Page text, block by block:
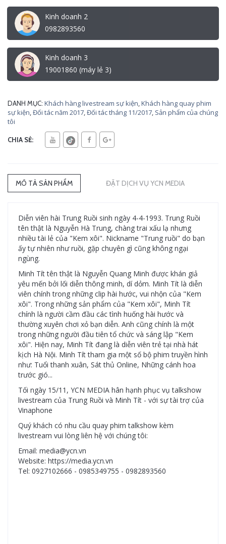
Kinh doanh 2
0982893560
Kinh doanh 3
19001860 (máy lẻ 3)
DANH MỤC: Khách hàng livestream sự kiện,Khách hàng quay phim
sự kiện,Đối tác năm 2017,Đối tác tháng 11/2017, Sản phẩm của chúng
tôi
CHIA SẺ:
MÔ TẢ SẢN PHẨM ĐẶT DỊCH VỤ YCN MEDIA
Diễn viên hài Trung Ruồi sinh ngày 4-4-1993. Trung Ruồi
tên thật là Nguyễn Hà Trung, chàng trai xấu lạ nhưng
nhiều tài lẻ của "Kem xôi". Nickname "Trung ruồi" do bạn
ấy tự nhiên như ruồi, gặp chuyên gì cũng không ngại
ngùng.
Minh Tít tên thật là Nguyễn Quang Minh được khán giả
yêu mến bởi lối diễn thông minh, dí dỏm. Minh Tít là diễn
viên chính trong những clip hài hước, vui nhộn của "Kem
xôi". Trong những sản phẩm của "Kem xôi", Minh Tít
chính là người cầm đầu các tình huống hài hước và
thường xuyên chơi xỏ bạn diễn. Anh cũng chính là một
trong những người đầu tiên tổ chức và sáng lập "Kem
xôi". Hiện nay, Minh Tít đang là diễn viên trẻ tại nhà hát
kịch Hà Nội. Minh Tít tham gia một số bộ phim truyền hình
như: Tuổi thanh xuân, Sát thủ Online, Những cánh hoa
trước gió...
Tối ngày 15/11, YCN MEDIA hân hạnh phục vụ talkshow
livestream của Trung Ruồi và Minh Tít - với sự tài trợ của
Vinaphone
Quý khách có nhu cầu quay phim talkshow kèm
livestream vui lòng liên hệ với chúng tôi:
Email: media@ycn.vn
Website: https://media.ycn.vn
Tel: 0927102666 - 0985349755 - 0982893560